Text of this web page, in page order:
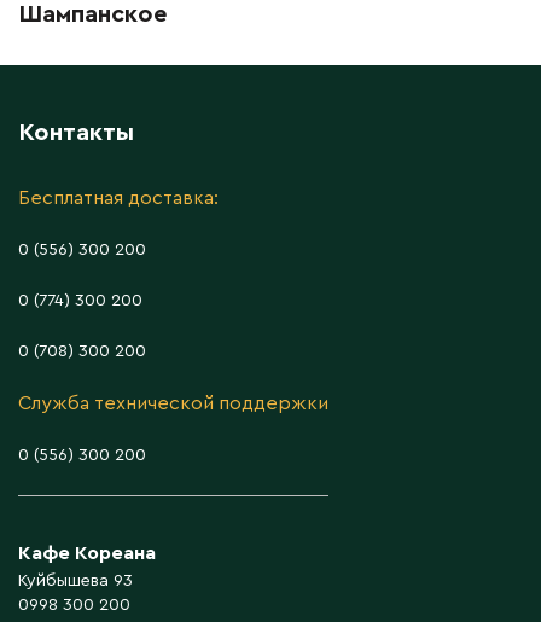
Шампанское
Контакты
Бесплатная доставка:
0 (556) 300 200
0 (774) 300 200
0 (708) 300 200
Служба технической поддержки
0 (556) 300 200
Кафе Кореана
Куйбышева 93
0998 300 200